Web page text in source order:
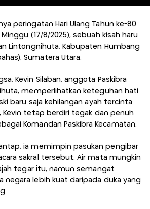
peringatan Hari Ulang Tahun ke-80
(17/8/2025), sebuah kisah haru
Lintongnihuta, Kabupaten Humbang
Sumatera Utara.
Kevin Silaban, anggota Paskibra
memperlihatkan keteguhan hati
baru saja kehilangan ayah tercinta
Kevin tetap berdiri tegak dan penuh
Komandan Paskibra Kecamatan.
ia memimpin pasukan pengibar
sakral tersebut. Air mata mungkin
tegar itu, namun semangat
negara lebih kuat daripada duka yang